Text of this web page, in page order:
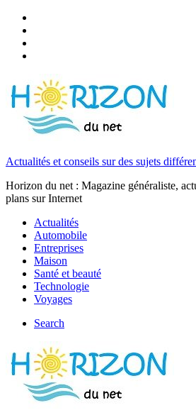
Actualités et conseils sur des sujets
Horizon du net : Magazine généraliste,
plans sur Internet
Actualités
Automobile
Entreprises
Maison
Santé et beauté
Technologie
Voyages
Search